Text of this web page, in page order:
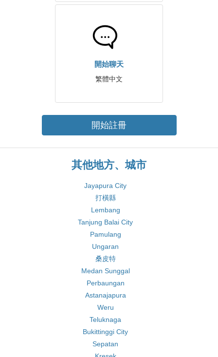
開始聊天
繁體中文
開始註冊
其他地方、城市
Jayapura City
打橫縣
Lembang
Tanjung Balai City
Pamulang
Ungaran
桑皮特
Medan Sunggal
Perbaungan
Astanajapura
Weru
Teluknaga
Bukittinggi City
Sepatan